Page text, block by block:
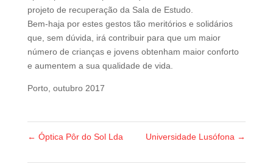
projeto de recuperação da Sala de Estudo.
Bem-haja por estes gestos tão meritórios e solidários
que, sem dúvida, irá contribuir para que um maior
número de crianças e jovens obtenham maior conforto
e aumentem a sua qualidade de vida.
Porto, outubro 2017
← Óptica Pôr do Sol Lda Universidade Lusófona →